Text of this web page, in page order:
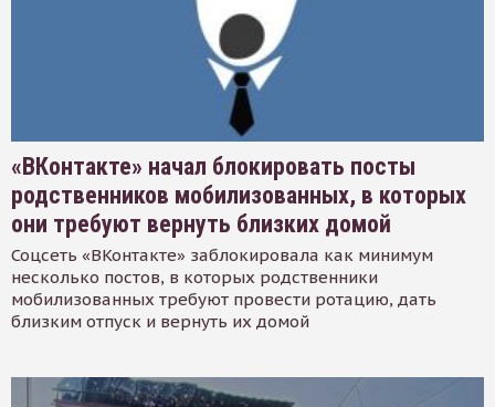
«ВКонтакте» начал блокировать посты
родственников мобилизованных, в которых
они требуют вернуть близких домой
Соцсеть «ВКонтакте» заблокировала как минимум
несколько постов, в которых родственники
мобилизованных требуют провести ротацию, дать
близким отпуск и вернуть их домой